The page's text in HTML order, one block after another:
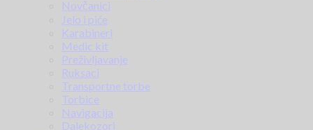
Novčanici
Jelo i piće
Karabineri
Medic kit
Preživljavanje
Ruksaci
Transportne torbe
Torbice
Navigacija
Dalekozori